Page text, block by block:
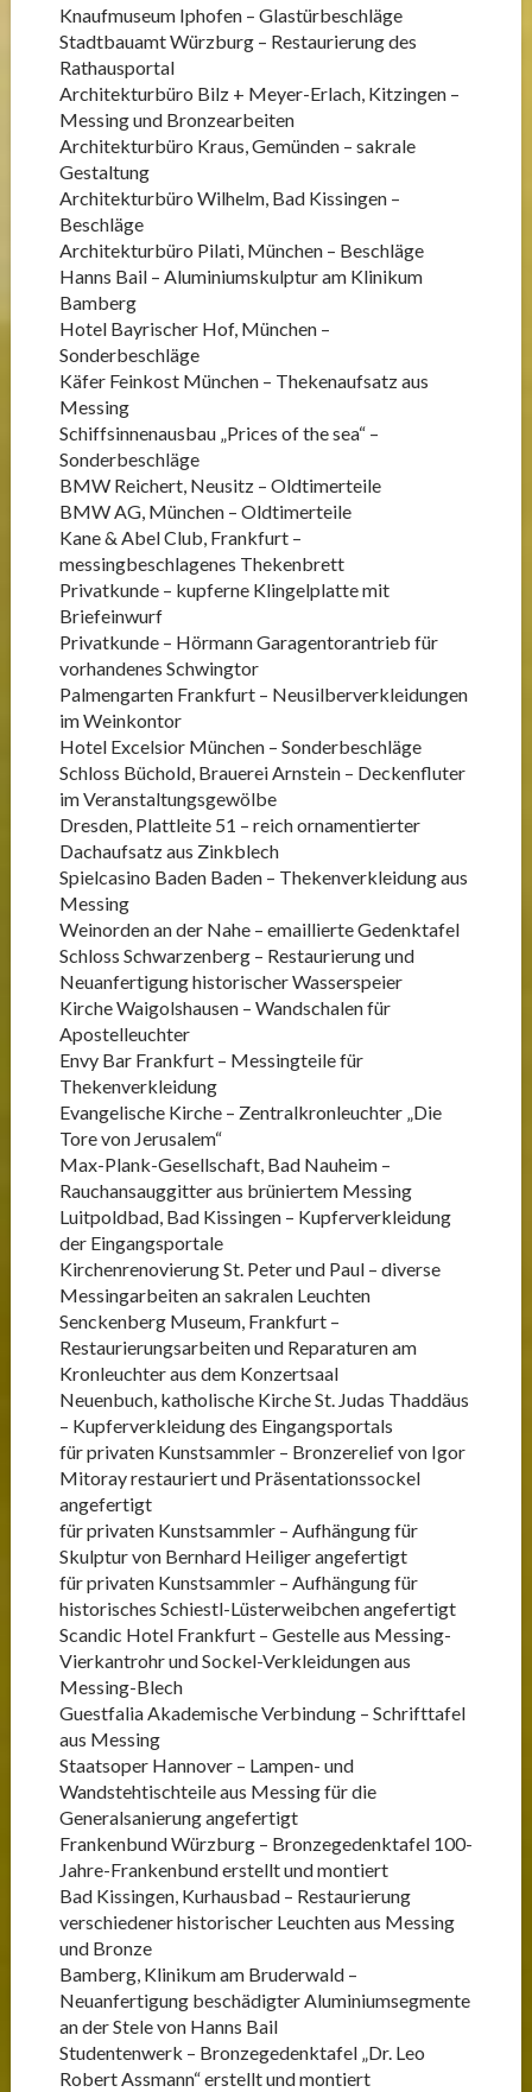
Knaufmuseum Iphofen – Glastürbeschläge
Stadtbauamt Würzburg – Restaurierung des
Rathausportal
Architekturbüro Bilz + Meyer-Erlach, Kitzingen –
Messing und Bronzearbeiten
Architekturbüro Kraus, Gemünden – sakrale
Gestaltung
Architekturbüro Wilhelm, Bad Kissingen –
Beschläge
Architekturbüro Pilati, München – Beschläge
Hanns Bail – Aluminiumskulptur am Klinikum
Bamberg
Hotel Bayrischer Hof, München –
Sonderbeschläge
Käfer Feinkost München – Thekenaufsatz aus
Messing
Schiffsinnenausbau „Prices of the sea“ –
Sonderbeschläge
BMW Reichert, Neusitz – Oldtimerteile
BMW AG, München – Oldtimerteile
Kane & Abel Club, Frankfurt –
messingbeschlagenes Thekenbrett
Privatkunde – kupferne Klingelplatte mit
Briefeinwurf
Privatkunde – Hörmann Garagentorantrieb für
vorhandenes Schwingtor
Palmengarten Frankfurt – Neusilberverkleidungen
im Weinkontor
Hotel Excelsior München – Sonderbeschläge
Schloss Büchold, Brauerei Arnstein – Deckenfluter
im Veranstaltungsgewölbe
Dresden, Plattleite 51 – reich ornamentierter
Dachaufsatz aus Zinkblech
Spielcasino Baden Baden – Thekenverkleidung aus
Messing
Weinorden an der Nahe – emaillierte Gedenktafel
Schloss Schwarzenberg – Restaurierung und
Neuanfertigung historischer Wasserspeier
Kirche Waigolshausen – Wandschalen für
Apostelleuchter
Envy Bar Frankfurt – Messingteile für
Thekenverkleidung
Evangelische Kirche – Zentralkronleuchter „Die
Tore von Jerusalem“
Max-Plank-Gesellschaft, Bad Nauheim –
Rauchansauggitter aus brüniertem Messing
Luitpoldbad, Bad Kissingen – Kupferverkleidung
der Eingangsportale
Kirchenrenovierung St. Peter und Paul – diverse
Messingarbeiten an sakralen Leuchten
Senckenberg Museum, Frankfurt –
Restaurierungsarbeiten und Reparaturen am
Kronleuchter aus dem Konzertsaal
Neuenbuch, katholische Kirche St. Judas Thaddäus
– Kupferverkleidung des Eingangsportals
für privaten Kunstsammler – Bronzerelief von Igor
Mitoray restauriert und Präsentationssockel
angefertigt
für privaten Kunstsammler – Aufhängung für
Skulptur von Bernhard Heiliger angefertigt
für privaten Kunstsammler – Aufhängung für
historisches Schiestl-Lüsterweibchen angefertigt
Scandic Hotel Frankfurt – Gestelle aus Messing-
Vierkantrohr und Sockel-Verkleidungen aus
Messing-Blech
Guestfalia Akademische Verbindung – Schrifttafel
aus Messing
Staatsoper Hannover – Lampen- und
Wandstehtischteile aus Messing für die
Generalsanierung angefertigt
Frankenbund Würzburg – Bronzegedenktafel 100-
Jahre-Frankenbund erstellt und montiert
Bad Kissingen, Kurhausbad – Restaurierung
verschiedener historischer Leuchten aus Messing
und Bronze
Bamberg, Klinikum am Bruderwald –
Neuanfertigung beschädigter Aluminiumsegmente
an der Stele von Hanns Bail
Studentenwerk – Bronzegedenktafel „Dr. Leo
Robert Assmann“ erstellt und montiert